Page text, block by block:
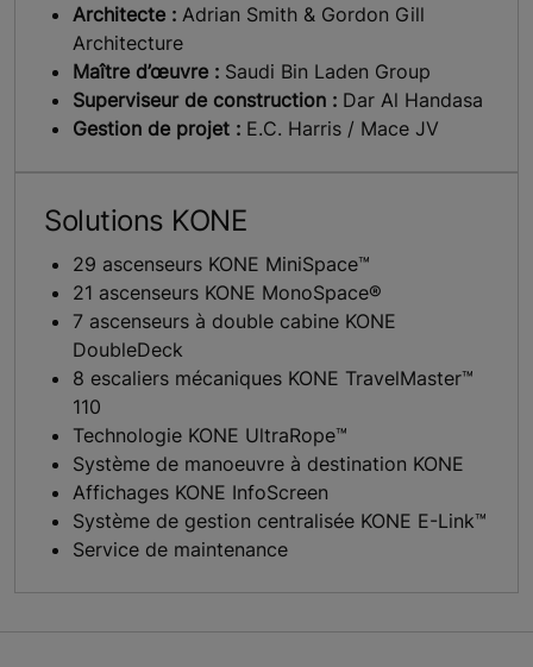
Architecte : Adrian Smith & Gordon Gill
Architecture
Maître d’œuvre : Saudi Bin Laden Group
Superviseur de construction : Dar Al Handasa
Gestion de projet : E.C. Harris / Mace JV
Solutions KONE
29 ascenseurs KONE MiniSpace™
21 ascenseurs KONE MonoSpace®
7 ascenseurs à double cabine KONE
DoubleDeck
8 escaliers mécaniques KONE TravelMaster™
110
Technologie KONE UltraRope™
Système de manoeuvre à destination KONE
Affichages KONE InfoScreen
Système de gestion centralisée KONE E-Link™
Service de maintenance